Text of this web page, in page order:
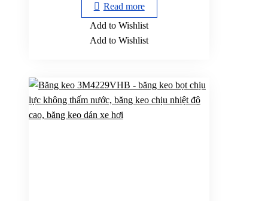
Read more
Add to Wishlist
Add to Wishlist